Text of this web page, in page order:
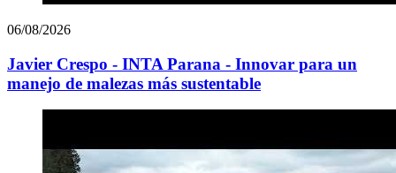
06/08/2026
Javier Crespo - INTA Parana - Innovar para un
manejo de malezas más sustentable